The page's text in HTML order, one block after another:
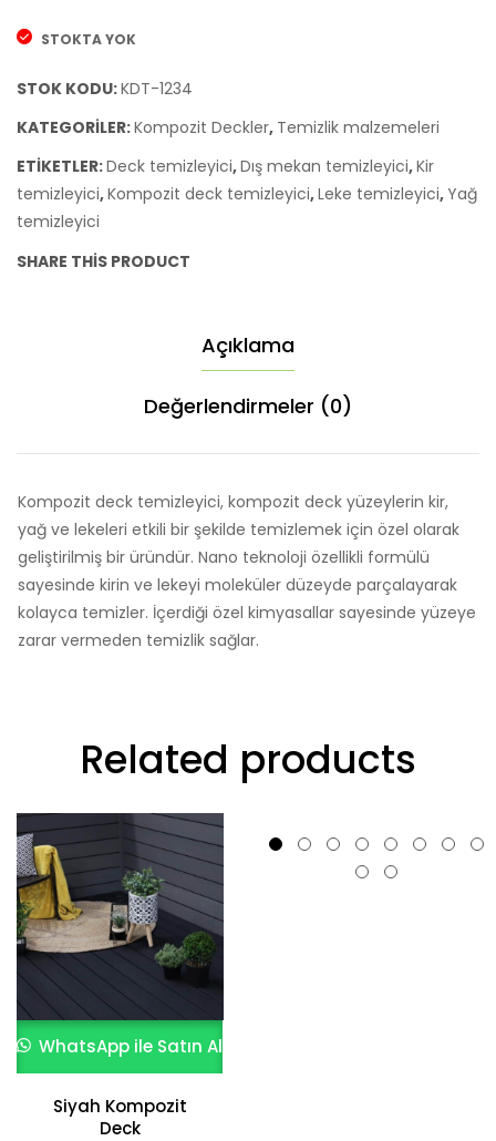
STOKTA YOK
STOK KODU:KDT-1234
KATEGORILER:Kompozit Deckler, Temizlik malzemeleri
ETIKETLER:Deck temizleyici,Dış mekan temizleyici,Kir
temizleyici,Kompozit deck temizleyici,Leke temizleyici,Yağ
temizleyici
SHARE THIS PRODUCT
Açıklama
Değerlendirmeler (0)
Kompozit deck temizleyici, kompozit deck yüzeylerin kir,
yağ ve lekeleri etkili bir şekilde temizlemek için özel olarak
geliştirilmiş bir üründür. Nano teknoloji özellikli formülü
sayesinde kirin ve lekeyi moleküler düzeyde parçalayarak
kolayca temizler. İçerdiği özel kimyasallar sayesinde yüzeye
zarar vermeden temizlik sağlar.
Related products
WhatsApp ile Satın Al
Siyah Kompozit
Deck